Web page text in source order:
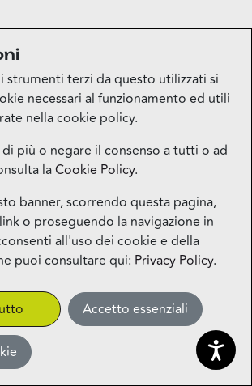
– Coming
strumenti terzi da questo utilizzati si
necessari al funzionamento ed utili
nella cookie policy.
più o negare il consenso a tutti o ad
laCookie Policy.
banner, scorrendo questa pagina,
o proseguendo la navigazione in
all'uso dei cookie e della
puoi consultare qui: Privacy Policy.
Accetto essenziali